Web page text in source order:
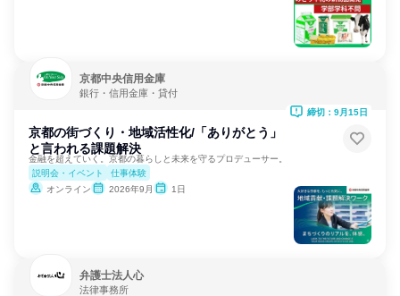
京都中央信用金庫
銀行・信用金庫・貸付
京都の街づくり・地域活性化/「ありがとう」
と言われる課題解決
金融を超えていく。京都の暮らしと未来を守るプロデューサー。
説明会・イベント
仕事体験
オンライン
2026年9月 1日
締切：9月15日
弁護士法人心
法律事務所